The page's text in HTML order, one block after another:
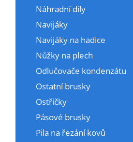
Náhradní díly
Navijáky
Navijáky na hadice
Nůžky na plech
Odlučovače kondenzátu
Ostatní brusky
Ostřičky
Pásové brusky
Pila na řezání kovů